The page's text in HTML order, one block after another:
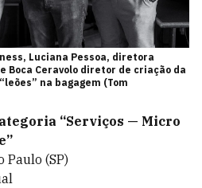
Luciana Pessoa, diretora
Boca Ceravolo diretor de criação da
na bagagem (Tom
“Serviços — Micro
Paulo (SP)